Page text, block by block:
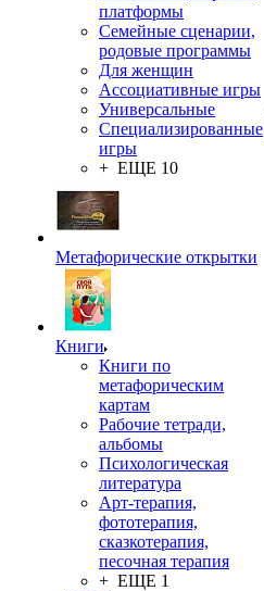
платформы
Семейные сценарии,
родовые программы
Для женщин
Ассоциативные игры
Универсальные
Специализированные
игры
+ ЕЩЕ 10
Метафорические открытки
Книги
Книги по
метафорическим
картам
Рабочие тетради,
альбомы
Психологическая
литература
Арт-терапия,
фототерапия,
сказкотерапия,
песочная терапия
+ ЕЩЕ 1